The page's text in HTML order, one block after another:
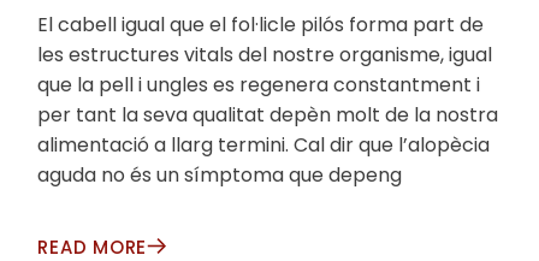
El cabell igual que el fol·licle pilós forma part de
les estructures vitals del nostre organisme, igual
que la pell i ungles es regenera constantment i
per tant la seva qualitat depèn molt de la nostra
alimentació a llarg termini. Cal dir que l’alopècia
aguda no és un símptoma que depeng
READ MORE